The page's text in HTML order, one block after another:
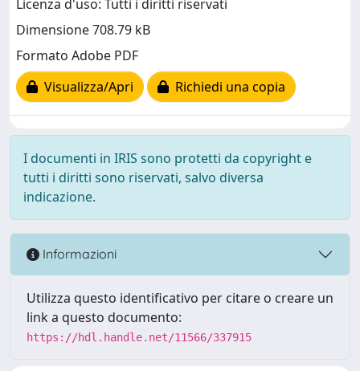
Licenza d'uso: Tutti i diritti riservati
Dimensione 708.79 kB
Formato Adobe PDF
Visualizza/Apri
Richiedi una copia
I documenti in IRIS sono protetti da copyright e
tutti i diritti sono riservati, salvo diversa
indicazione.
Informazioni
Utilizza questo identificativo per citare o creare un
link a questo documento:
https://hdl.handle.net/11566/337915